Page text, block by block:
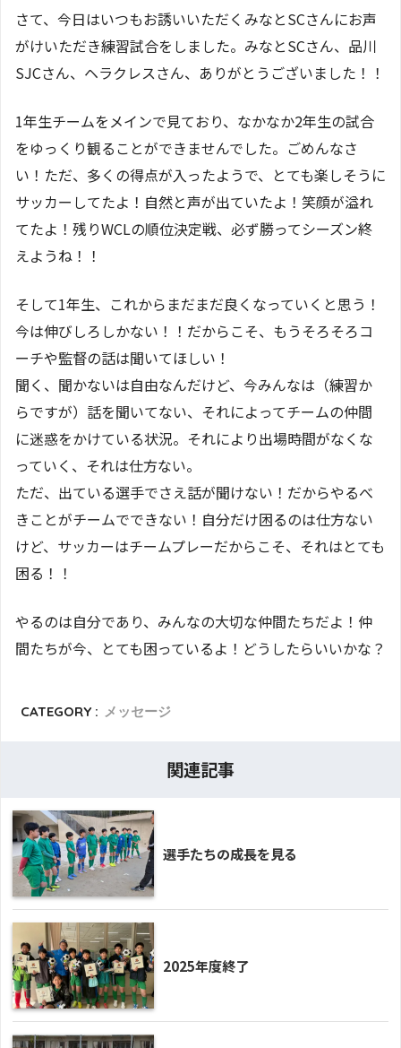
さて、今日はいつもお誘いいただくみなとSCさんにお声
がけいただき練習試合をしました。みなとSCさん、品川
SJCさん、ヘラクレスさん、ありがとうございました！！
1年生チームをメインで見ており、なかなか2年生の試合
をゆっくり観ることができませんでした。ごめんなさ
い！ただ、多くの得点が入ったようで、とても楽しそうに
サッカーしてたよ！自然と声が出ていたよ！笑顔が溢れ
てたよ！残りWCLの順位決定戦、必ず勝ってシーズン終
えようね！！
そして1年生、これからまだまだ良くなっていくと思う！
今は伸びしろしかない！！だからこそ、もうそろそろコ
ーチや監督の話は聞いてほしい！
聞く、聞かないは自由なんだけど、今みんなは（練習か
らですが）話を聞いてない、それによってチームの仲間
に迷惑をかけている状況。それにより出場時間がなくな
っていく、それは仕方ない。
ただ、出ている選手でさえ話が聞けない！だからやるべ
きことがチームでできない！自分だけ困るのは仕方ない
けど、サッカーはチームプレーだからこそ、それはとても
困る！！
やるのは自分であり、みんなの大切な仲間たちだよ！仲
間たちが今、とても困っているよ！どうしたらいいかな？
CATEGORY : メッセージ
関連記事
選手たちの成長を見る
2025年度終了